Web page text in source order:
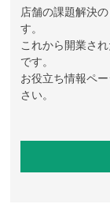
店舗の課題解決
す。
これから開業さ
です。
お役立ち情報ペ
さい。